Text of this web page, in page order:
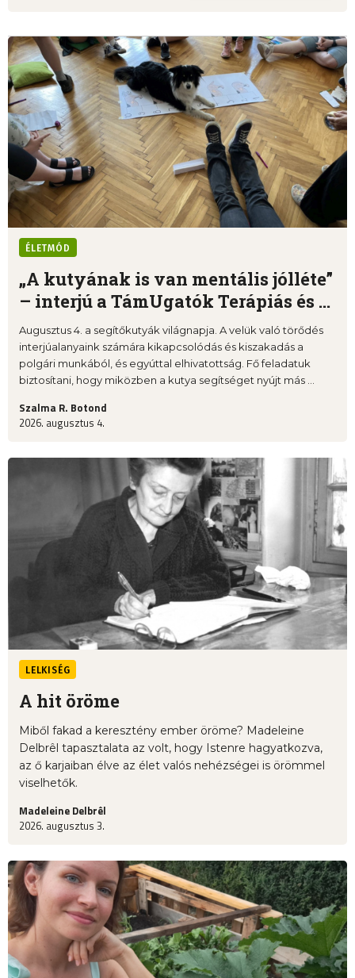
ÉLETMÓD
„A kutyának is van mentális jólléte”
– interjú a TámUgatók Terápiás és ...
Augusztus 4. a segítőkutyák világnapja. A velük való törődés
interjúalanyaink számára kikapcsolódás és kiszakadás a
polgári munkából, és egyúttal elhivatottság. Fő feladatuk
biztosítani, hogy miközben a kutya segítséget nyújt más ...
Szalma R. Botond
2026. augusztus 4.
LELKISÉG
A hit öröme
Miből fakad a keresztény ember öröme? Madeleine
Delbrêl tapasztalata az volt, hogy Istenre hagyatkozva,
az ő karjaiban élve az élet valós nehézségei is örömmel
viselhetők.
Madeleine Delbrêl
2026. augusztus 3.